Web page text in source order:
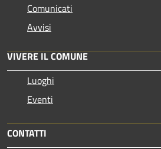
Comunicati
Avvisi
VIVERE IL COMUNE
Luoghi
Eventi
CONTATTI